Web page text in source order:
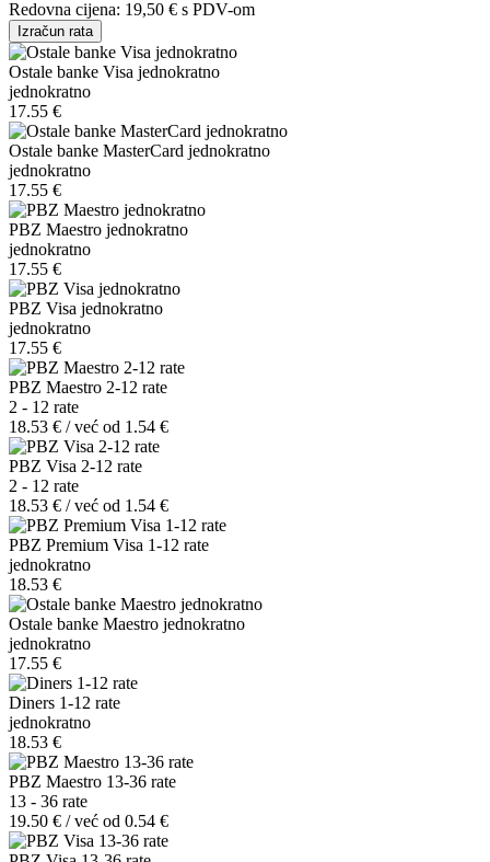
Redovna cijena: 19,50 € s PDV-om
Izračun rata
Ostale banke Visa jednokratno
jednokratno
17.55 €
Ostale banke MasterCard jednokratno
jednokratno
17.55 €
PBZ Maestro jednokratno
jednokratno
17.55 €
PBZ Visa jednokratno
jednokratno
17.55 €
PBZ Maestro 2-12 rate
2 - 12 rate
18.53 € / već od 1.54 €
PBZ Visa 2-12 rate
2 - 12 rate
18.53 € / već od 1.54 €
PBZ Premium Visa 1-12 rate
jednokratno
18.53 €
Ostale banke Maestro jednokratno
jednokratno
17.55 €
Diners 1-12 rate
jednokratno
18.53 €
PBZ Maestro 13-36 rate
13 - 36 rate
19.50 € / već od 0.54 €